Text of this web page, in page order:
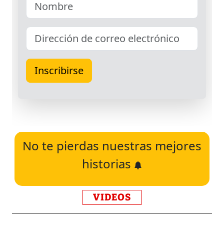
No te pierdas nuestras mejores
historias
VIDEOS